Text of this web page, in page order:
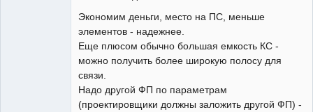
Экономим деньги, место на ПС, меньше
элементов - надежнее.
Еще плюсом обычно большая емкость КС -
можно получить более широкую полосу для
связи.
Надо другой ФП по параметрам
(проектировщики должны заложить другой ФП) -